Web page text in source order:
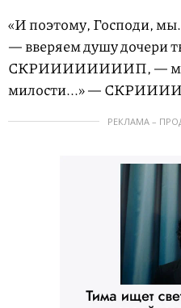
«И поэтому,
— вверяем душу дочери
СКРИИИИИИИИП, —
милости...» —
РЕКЛАМА –